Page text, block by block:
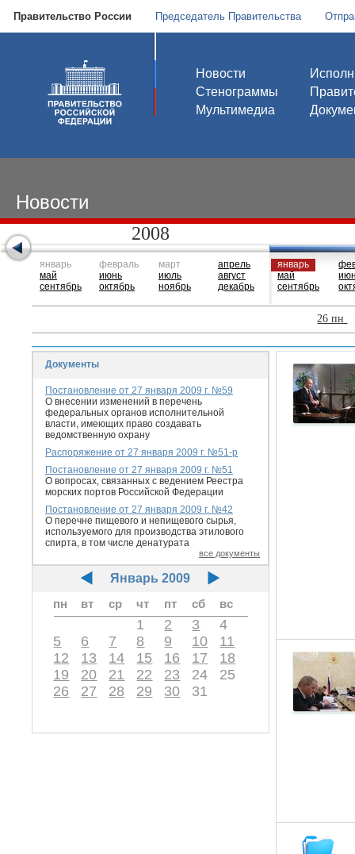
Правительство России Председатель Правительства
Новости
Стенограммы
Мультимедиа
Новости
2008
январь
май
сентябрь
февраль
июнь
октябрь
март
июль
ноябрь
апрель
август
декабрь
январь
май
сентябрь
26 пн
Документы
Постановление от 27 января 2009 г. №59
О внесении изменений в перечень
федеральных органов исполнительной
власти, имеющих право создавать
ведомственную охрану
Распоряжение от 27 января 2009 г. №51-р
Постановление от 27 января 2009 г. №51
О вопросах, связанных с ведением Реестра
морских портов Российской Федерации
Постановление от 27 января 2009 г. №42
О перечне пищевого и непищевого сырья,
используемого для производства этилового
спирта, в том числе денатурата
все документы
Январь 2009
пн
вт ср чт пт сб вс
1 2 3
4
5
6 7 8 9 10
11
12
13 14 15 16 17
18
19
20 21 22 23 24
25
26
27 28 29 30 31